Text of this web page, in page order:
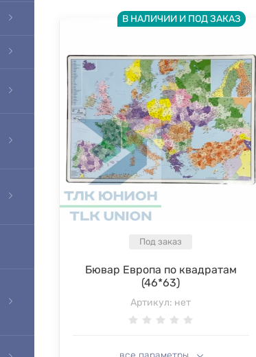
В НАЛИЧИИ И ПОД ЗАКАЗ
Под заказ
Бювар Европа по квадратам
(46*63)
Артикул: нет